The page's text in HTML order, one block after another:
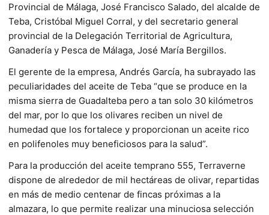
Provincial de Málaga, José Francisco Salado, del alcalde de
Teba, Cristóbal Miguel Corral, y del secretario general
provincial de la Delegación Territorial de Agricultura,
Ganadería y Pesca de Málaga, José María Bergillos.
El gerente de la empresa, Andrés García, ha subrayado las
peculiaridades del aceite de Teba “que se produce en la
misma sierra de Guadalteba pero a tan solo 30 kilómetros
del mar, por lo que los olivares reciben un nivel de
humedad que los fortalece y proporcionan un aceite rico
en polifenoles muy beneficiosos para la salud”.
Para la producción del aceite temprano 555, Terraverne
dispone de alrededor de mil hectáreas de olivar, repartidas
en más de medio centenar de fincas próximas a la
almazara, lo que permite realizar una minuciosa selección